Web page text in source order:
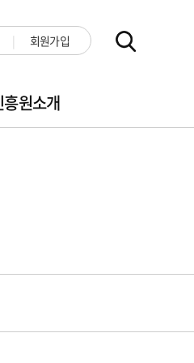
회원가입
흥원소개